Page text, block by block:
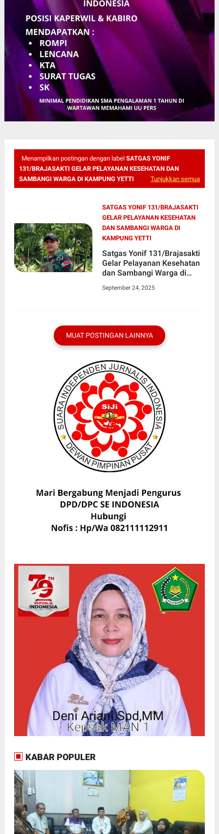
Menampilkan postingan dengan label SATGAS YONIF
131/BRAJASAKTI GELAR PELAYANAN KESEHATAN DAN
SAMBANGI WARGA DI KAMPUNG YETTI
Tunjukkan semua
SATGAS YONIF 131/BRAJASAKTI
GELAR PELAYANAN KESEHATAN
DAN SAMBANGI WARGA DI
KAMPUNG YETTI
Satgas Yonif 131/Brajasakti
Gelar Pelayanan Kesehatan
dan Sambangi Warga di
September 24, 2025
MUAT POSTINGAN LAINNYA
KABAR POPULER